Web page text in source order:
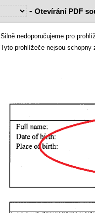
- Otevírání PDF
Silně nedoporučujeme pro
Tyto prohlížeče nejsou schopny